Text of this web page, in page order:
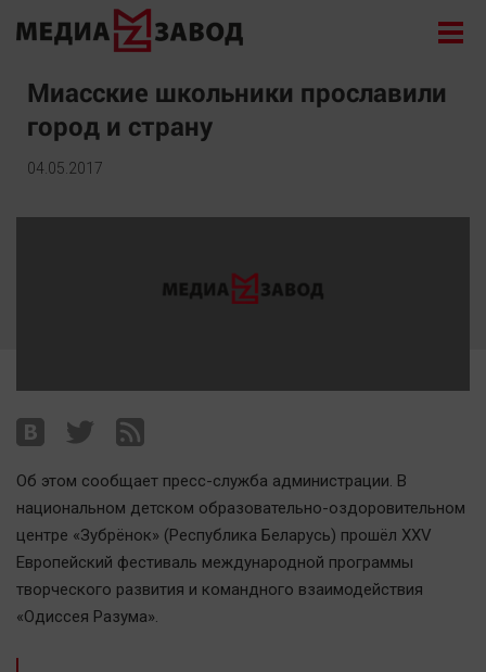
Новости
Экономика
Происшествия
Поиск
Наша победа
Общество
Политика
Экономика
Миасские школьники прославили
город и страну
04.05.2017
Об этом сообщает пресс-служба администрации. В
национальном детском образовательно-оздоровительном
центре «Зубрёнок» (Республика Беларусь) прошёл XXV
Европейский фестиваль международной программы
творческого развития и командного взаимодействия
«Одиссея Разума».